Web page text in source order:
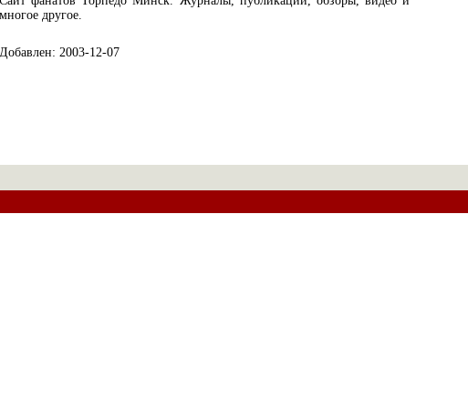
многое другое.
Добавлен: 2003-12-07